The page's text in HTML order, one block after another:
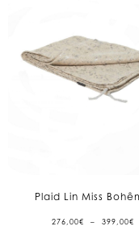
Plaid Lin Miss
276,00€ – 399,00€
DE